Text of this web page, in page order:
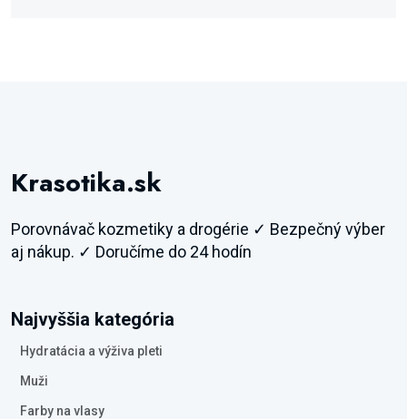
Krasotika.sk
Porovnávač kozmetiky a drogérie ✓ Bezpečný výber
aj nákup. ✓ Doručíme do 24 hodín
Najvyššia kategória
Hydratácia a výživa pleti
Muži
Farby na vlasy